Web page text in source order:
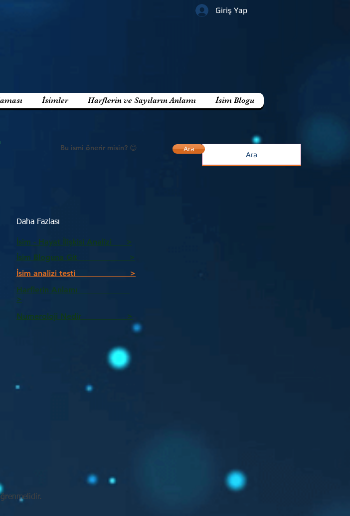
Giriş Yap
İsimler Harflerin ve Sayıların Anlamı İsim Blogu
Bu ismi önerir misin? 😊
Daha Fazlası
İsim - Hayat İlişkisi Analizi >
İsim Bloguna Git >
İsim analizi testi >
Harflerin Anlamı
>
Numeroloji Nedir_________ >
Ara